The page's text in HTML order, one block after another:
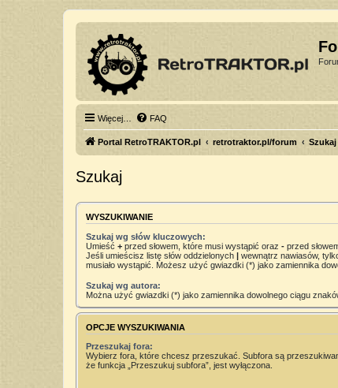
Więcej… FAQ
Portal RetroTRAKTOR.pl retrotraktor.pl/forum Szukaj
Szukaj
WYSZUKIWANIE
Szukaj wg słów kluczowych:
Umieść + przed słowem, które musi wystąpić oraz - przed
Jeśli umieścisz listę słów oddzielonych | wewnątrz nawiasów,
musiało wystąpić. Możesz użyć gwiazdki (*) jako zamiennika
Szukaj wg autora:
Można użyć gwiazdki (*) jako zamiennika dowolnego ciągu
OPCJE WYSZUKIWANIA
Przeszukaj fora:
Wybierz fora, które chcesz przeszukać. Subfora są
że funkcja „Przeszukuj subfora”, jest wyłączona.